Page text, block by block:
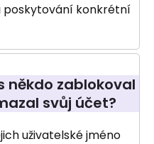
poskytování konkrétní
někdo zablokoval
svůj účet?
uživatelské jméno